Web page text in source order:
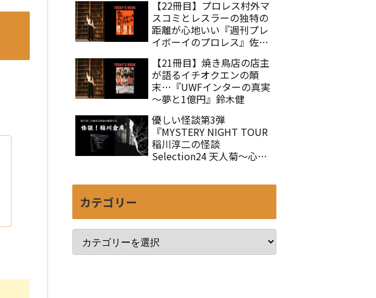
【22冊目】プロレス村外マ
スコミとレスラーの独特の
距離が心地いい『週刊プレ
イボーイのプロレス』佐々
【21冊目】焼き鳥店の店主
が語るイチオクエンの顛
末…『UWFインターの真実
～夢と1億円』鈴木健
優しい怪談第3弾
『MYSTERY NIGHT TOUR
稲川淳二の怪談
Selection24 天人菊～心を
カテゴリー